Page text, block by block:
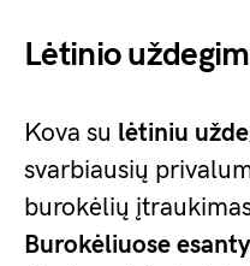
Lėtinio
Kova su lėtiniu
svarbiausių
burokėlių
Burokėliuose